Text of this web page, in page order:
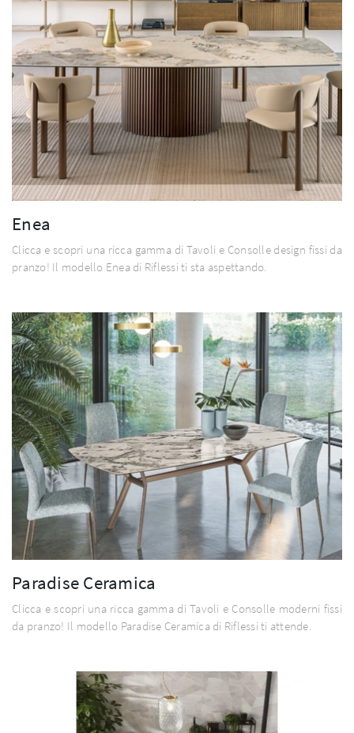
Enea
Clicca e scopri una ricca gamma di Tavoli e Consolle design fissi da
pranzo! Il modello Enea di Riflessi ti sta aspettando.
Paradise Ceramica
Clicca e scopri una ricca gamma di Tavoli e Consolle moderni fissi
da pranzo! Il modello Paradise Ceramica di Riflessi ti attende.